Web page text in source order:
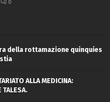
0
della rottamazione quinquies
ALLA MEDICINA:
TALESA.